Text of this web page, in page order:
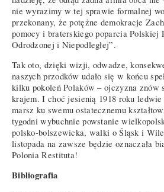
nie wyrazimy w tej sprawie formalnej
przekonany, że potężne demokracje
pomocy i braterskiego poparcia Polskiej
Odrodzonej i Niepodległej”.
Tak oto, dzięki wizji, odwadze,
naszych przodków udało się w końcu
kilku pokoleń Polaków – ojczyzna znów
krajem. I choć jesienią 1918 roku ledwie
marsz ku swemu ostatecznemu
tygodni wybuchnie powstanie
polsko-bolszewicka, walki o Śląsk i
listopada na zawsze będzie oznaczała
Polonia Restituta!
Bibliografia